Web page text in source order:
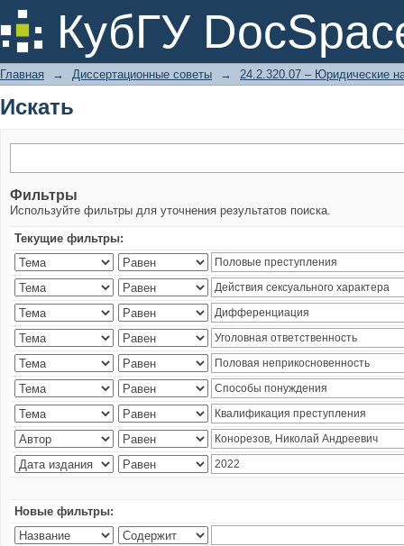
КубГУ
Искать
Главная → Диссертационные советы → 24.2.320.07 – Юридические
Искать
Фильтры
Используйте фильтры для уточнения результатов поиска.
Текущие фильтры:
Новые фильтры: